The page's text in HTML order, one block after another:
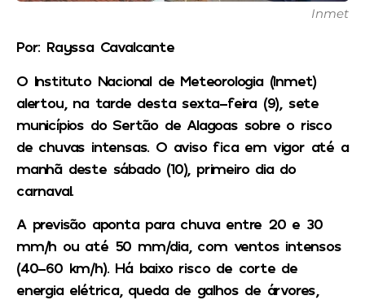
Inmet
Por: Rayssa Cavalcante
O Instituto Nacional de Meteorologia (Inmet)
alertou, na tarde desta sexta-feira (9), sete
municípios do Sertão de Alagoas sobre o risco
de chuvas intensas. O aviso fica em vigor até a
manhã deste sábado (10), primeiro dia do
carnaval.
A previsão aponta para chuva entre 20 e 30
mm/h ou até 50 mm/dia, com ventos intensos
(40-60 km/h). Há baixo risco de corte de
energia elétrica, queda de galhos de árvores,